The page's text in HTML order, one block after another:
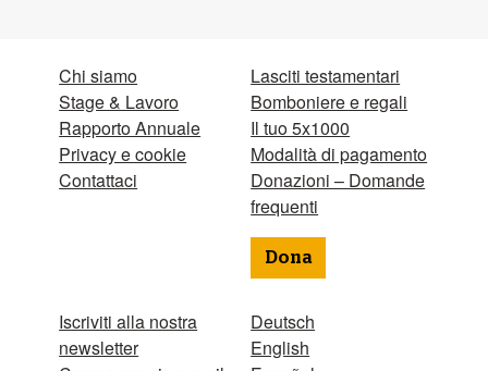
Chi siamo
Stage & Lavoro
Rapporto Annuale
Privacy e cookie
Contattaci
Iscriviti alla nostra
newsletter
Lasciti testamentari
Bomboniere e regali
Il tuo 5x1000
Modalità di pagamento
Donazioni – Domande
frequenti
Dona
Deutsch
English